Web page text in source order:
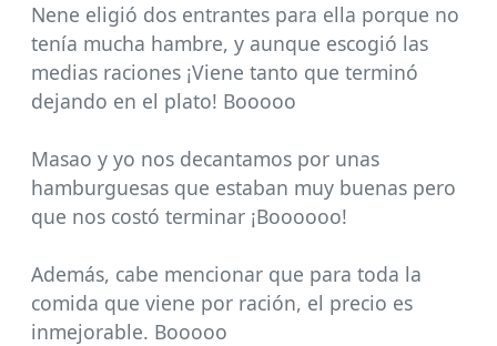
Nene eligió dos entrantes para ella porque no
tenía mucha hambre, y aunque escogió las
medias raciones ¡Viene tanto que terminó
dejando en el plato! Booooo
Masao y yo nos decantamos por unas
hamburguesas que estaban muy buenas pero
que nos costó terminar ¡Boooooo!
Además, cabe mencionar que para toda la
comida que viene por ración, el precio es
inmejorable. Booooo